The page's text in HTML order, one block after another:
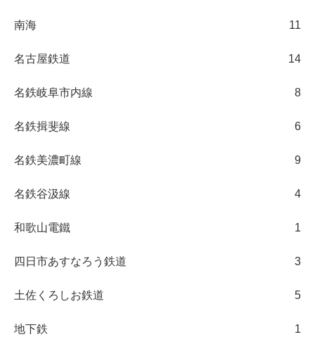
南海 11
名古屋鉄道 14
名鉄岐阜市内線 8
名鉄揖斐線 6
名鉄美濃町線 9
名鉄谷汲線 4
和歌山電鐵 1
四日市あすなろう鉄道 3
土佐くろしお鉄道 5
地下鉄 1